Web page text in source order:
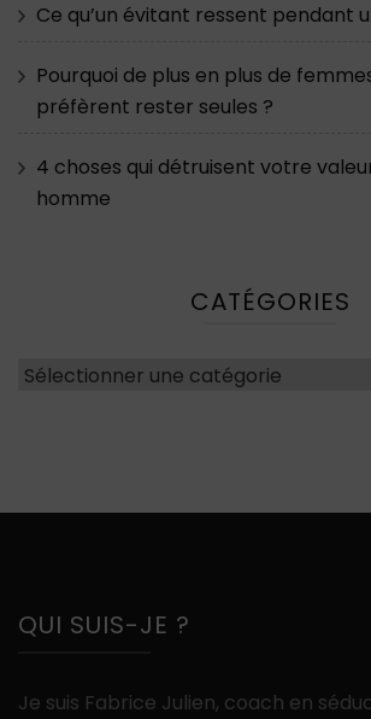
Ce qu’un évitant ressent pendant
Pourquoi de plus en plus de
préfèrent rester seules ?
4 choses qui détruisent votre
homme
CATÉGORIES
Catégories
QUI SUIS-JE ?
Je suis Fabrice Julien, coach en